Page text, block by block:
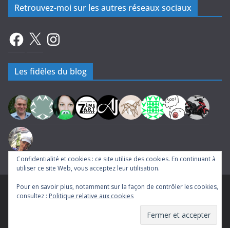
Retrouvez-moi sur les autres réseaux sociaux
Facebook
X Instagram
Les fidèles du blog
Copyright © 2026A la rencontre du Septième Art
par ThemeGrill. Propulsé parWordPress
Confidentialité et cookies : ce site utilise des cookies. En continuant à
utiliser ce site Web, vous acceptez leur utilisation.
Pour en savoir plus, notamment sur la façon de contrôler les cookies,
consultez : Politique relative aux cookies